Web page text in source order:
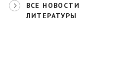
ВСЕ НОВОСТИ
ЛИТЕРАТУРЫ